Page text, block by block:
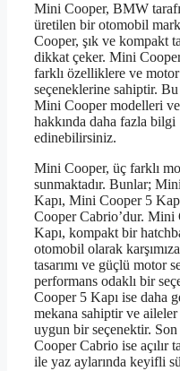
Mini Cooper, BMW
üretilen bir otomobil
Cooper, şık ve kompakt
dikkat çeker. Mini
farklı özelliklere ve motor
seçeneklerine sahiptir. Bu
Mini Cooper modelleri
hakkında daha fazla bilgi
edinebilirsiniz.
Mini Cooper, üç farklı
sunmaktadır. Bunlar;
Kapı, Mini Cooper 5
Cooper Cabrio’dur. Mini
Kapı, kompakt bir
otomobil olarak
tasarımı ve güçlü motor
performans odaklı bir
Cooper 5 Kapı ise daha
mekana sahiptir ve
uygun bir seçenektir.
Cooper Cabrio ise açılır
ile yaz aylarında keyifli